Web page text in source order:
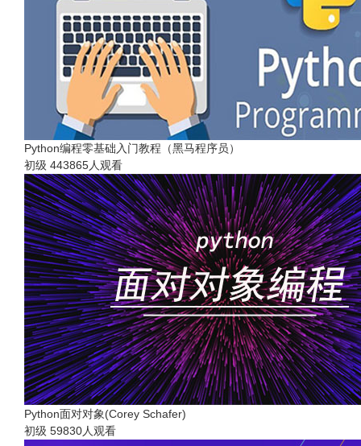
Python编程零基础入门教程（黑马程序员）
初级 443865人观看
Python面对对象(Corey Schafer)
初级 59830人观看